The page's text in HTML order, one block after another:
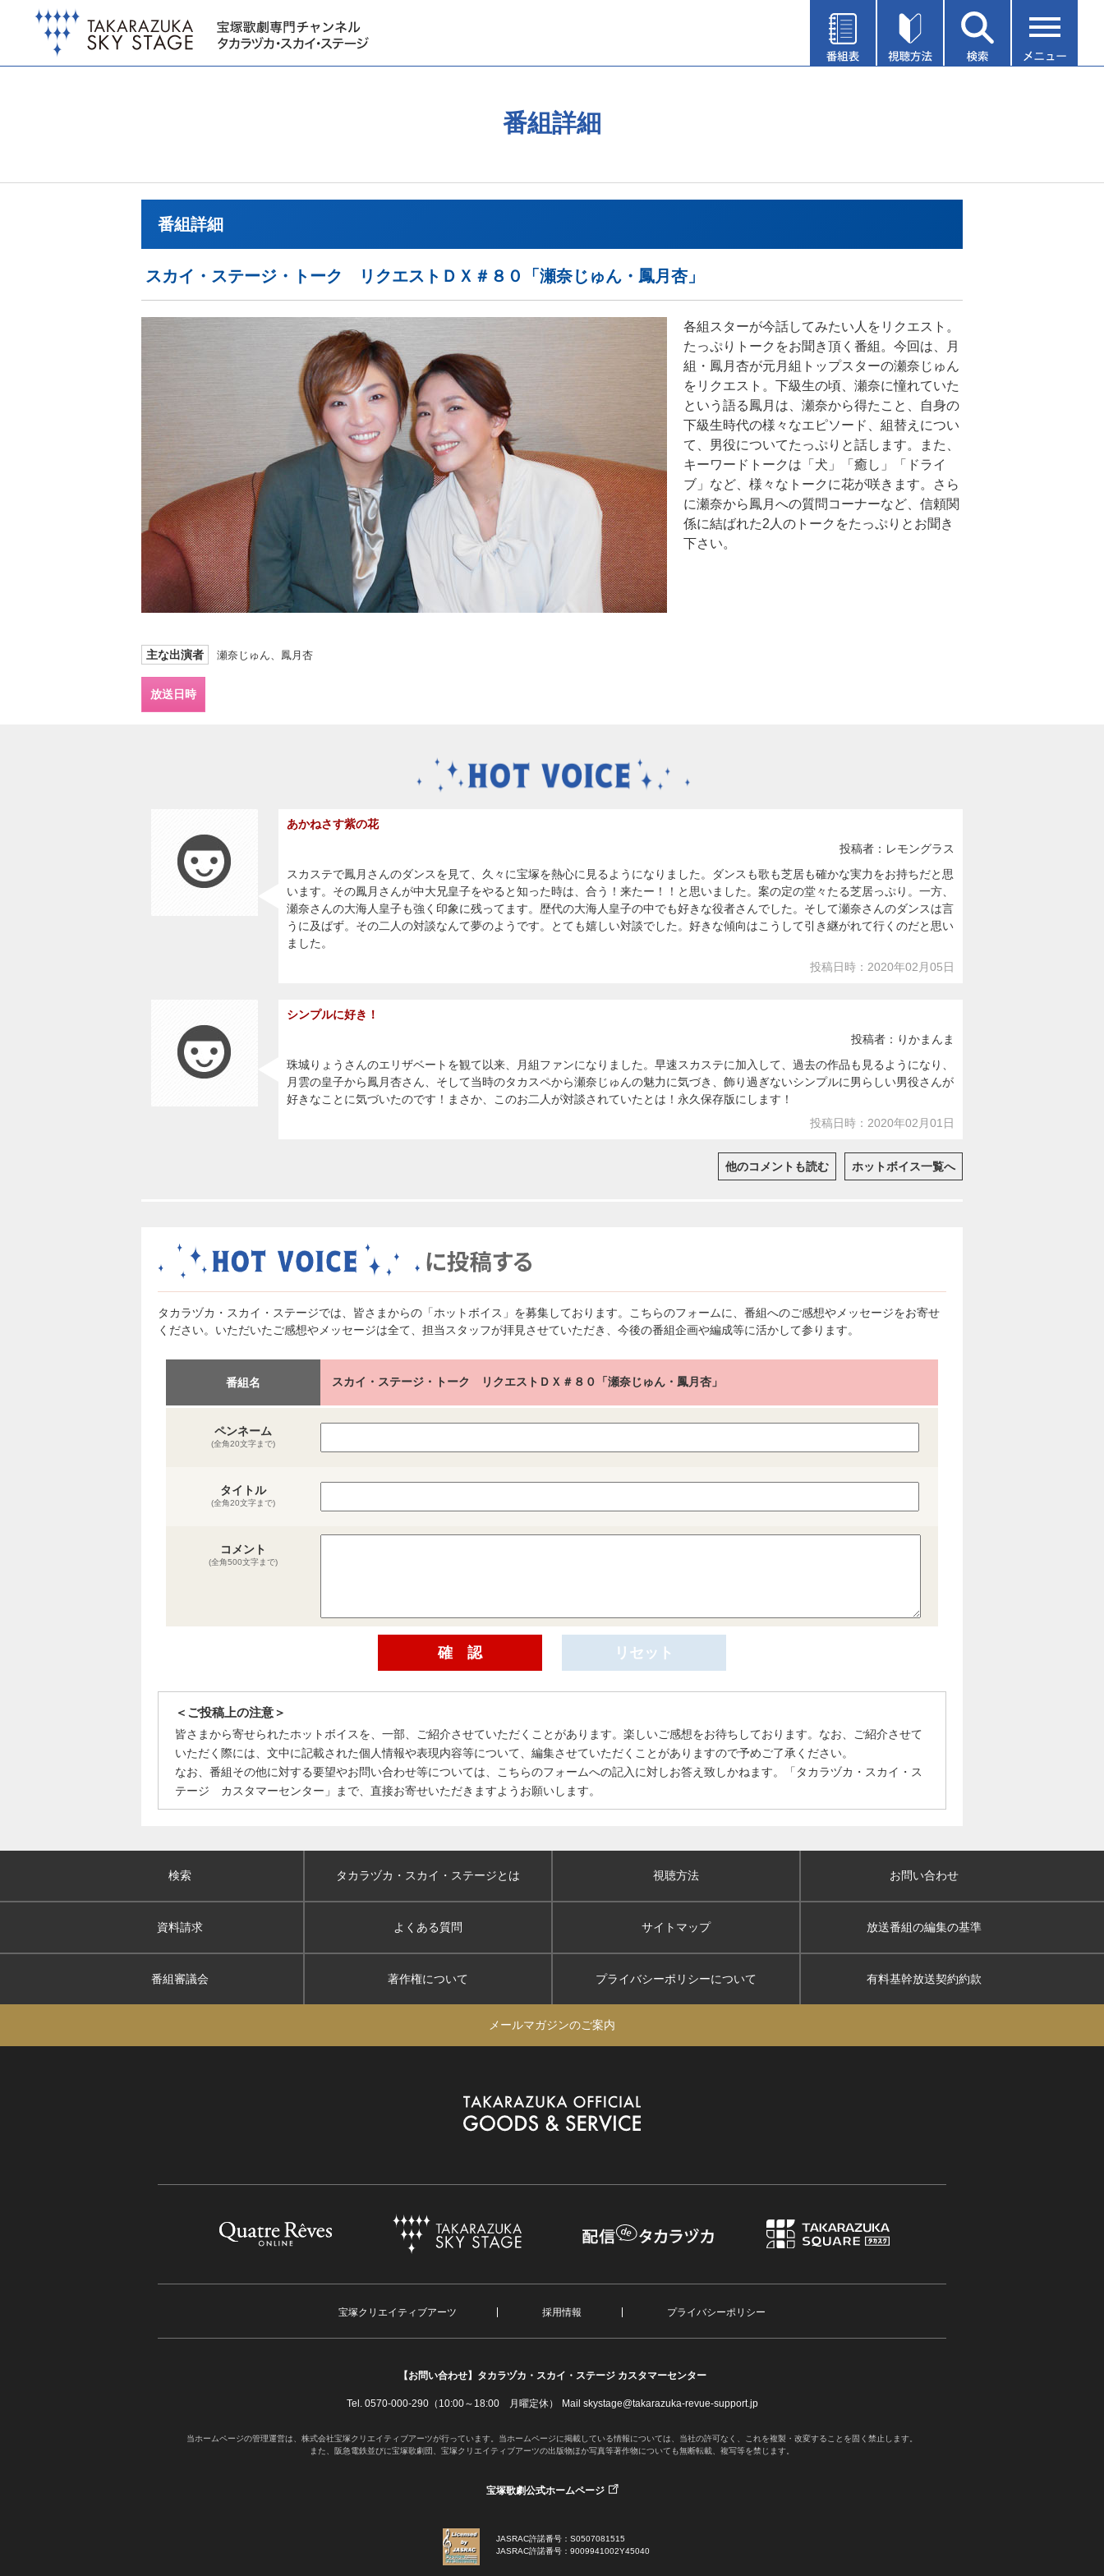
番組詳細
番組詳細
スカイ・ステージ・トーク リクエストＤＸ＃８０「瀬奈じゅん・鳳月杏」
各組スターが今話してみたい人をリクエスト。
たっぷりトークをお聞き頂く番組。今回は、月
組・鳳月杏が元月組トップスターの瀬奈じゅん
をリクエスト。下級生の頃、瀬奈に憧れていた
という語る鳳月は、瀬奈から得たこと、自身の
下級生時代の様々なエピソード、組替えについ
て、男役についてたっぷりと話します。また、
キーワードトークは「犬」「癒し」「ドライ
ブ」など、様々なトークに花が咲きます。さら
に瀬奈から鳳月への質問コーナーなど、信頼関
係に結ばれた2人のトークをたっぷりとお聞き
下さい。
主な出演者 瀬奈じゅん、鳳月杏
放送日時
あかねさす紫の花
投稿者：レモングラス
スカステで鳳月さんのダンスを見て、久々に宝塚を熱心に見るようになりました。ダンスも歌も芝居も確かな実力をお持ちだと思
います。その鳳月さんが中大兄皇子をやると知った時は、合う！来たー！！と思いました。案の定の堂々たる芝居っぷり。一方、
瀬奈さんの大海人皇子も強く印象に残ってます。歴代の大海人皇子の中でも好きな役者さんでした。そして瀬奈さんのダンスは言
うに及ばず。その二人の対談なんて夢のようです。とても嬉しい対談でした。好きな傾向はこうして引き継がれて行くのだと思い
ました。
投稿日時：2020年02月05日
シンプルに好き！
投稿者：りかまんま
珠城りょうさんのエリザベートを観て以来、月組ファンになりました。早速スカステに加入して、過去の作品も見るようになり、
月雲の皇子から鳳月杏さん、そして当時のタカスペから瀬奈じゅんの魅力に気づき、飾り過ぎないシンプルに男らしい男役さんが
好きなことに気づいたのです！まさか、このお二人が対談されていたとは！永久保存版にします！
投稿日時：2020年02月01日
他のコメントも読む ホットボイス一覧へ
タカラヅカ・スカイ・ステージでは、皆さまからの「ホットボイス」を募集しております。こちらのフォームに、番組へのご感想やメッセージをお寄せ
ください。いただいたご感想やメッセージは全て、担当スタッフが拝見させていただき、今後の番組企画や編成等に活かして参ります。
番組名 スカイ・ステージ・トーク リクエストＤＸ＃８０「瀬奈じゅん・鳳月杏」
ペンネーム
(全角20文字まで)
タイトル
(全角20文字まで)
コメント
(全角500文字まで)
＜ご投稿上の注意＞
皆さまから寄せられたホットボイスを、一部、ご紹介させていただくことがあります。楽しいご感想をお待ちしております。なお、ご紹介させて
いただく際には、文中に記載された個人情報や表現内容等について、編集させていただくことがありますので予めご了承ください。
なお、番組その他に対する要望やお問い合わせ等については、こちらのフォームへの記入に対しお答え致しかねます。「タカラヅカ・スカイ・ス
テージ カスタマーセンター」まで、直接お寄せいただきますようお願いします。
検索 タカラヅカ・スカイ ・ステージとは 視聴方法 お問い合わせ
資料請求 よくある質問 サイトマップ 放送番組の編集の基準
番組審議会 著作権について プライバシーポリシーについて 有料基幹放送契約約款
メールマガジンのご案内
宝塚クリエイティブアーツ 採用情報 プライバシーポリシー
【お問い合わせ】 タカラヅカ・スカイ・ステージ カスタマーセンター
Tel. 0570-000-290（10:00～18:00 月曜定休） Mail skystage@takarazuka-revue-support.jp
当ホームページの管理運営は、株式会社宝塚クリエイティブアーツが行っています。当ホームページに掲載している情報については、当社の許可なく、これを複製・改変することを固く禁止します。
また、阪急電鉄並びに宝塚歌劇団、宝塚クリエイティブアーツの出版物ほか写真等著作物についても無断転載、複写等を禁じます。
宝塚歌劇公式ホームページ
JASRAC許諾番号：S0507081515
JASRAC許諾番号：9009941002Y45040